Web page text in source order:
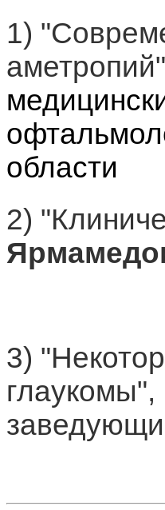
1)
области
2)
3)
глаукомы",